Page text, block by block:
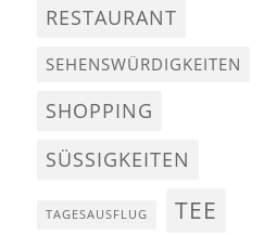
RESTAURANT
SEHENSWÜRDIGKEITEN
SHOPPING
SÜSSIGKEITEN
TAGESAUSFLUG TEE